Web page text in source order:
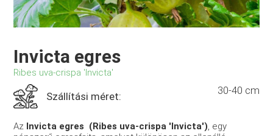
Invicta egres
Ribes uva-crispa 'Invicta'
Szállítási méret: 30-40 cm
Az Invicta egres (Ribes uva-crispa 'Invicta'), egy